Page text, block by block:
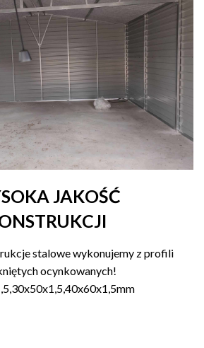
JAKOŚĆ
stalowe wykonujemy z profili
ocynkowanych!